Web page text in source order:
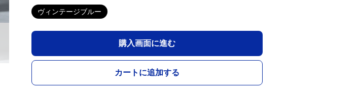
ヴィンテージブルー
購入画面に進む
カートに追加する